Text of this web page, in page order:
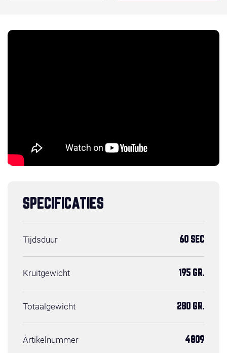
SPECIFICATIES
Tijdsduur 60 SEC
Kruitgewicht 195 GR.
Totaalgewicht 280 GR.
Artikelnummer 4809